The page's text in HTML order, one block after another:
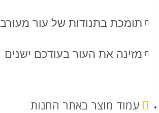
תומכת בתנודות של עור מעורב
מזינה את העור בעודכם ישנים
עמוד מוצר באתר החנות